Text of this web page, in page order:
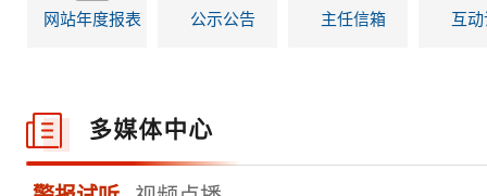
网站年度报表 公示公告 主任信箱 互